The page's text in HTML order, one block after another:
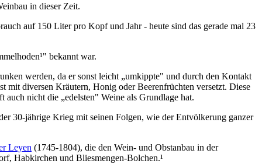
in dieser Zeit.
auf 150 Liter pro Kopf und Jahr - heute sind das gerade mal 23
bekannt war.
werden, da er sonst leicht „umkippte" und durch den Kontakt
mit diversen Kräutern, Honig oder Beerenfrüchten versetzt. Diese
nicht die „edelsten" Weine als Grundlage hat.
30-jährige Krieg mit seinen Folgen, wie der Entvölkerung ganzer
Leyen (1745-1804), die den Wein- und Obstanbau in der
Habkirchen und Bliesmengen-Bolchen.¹